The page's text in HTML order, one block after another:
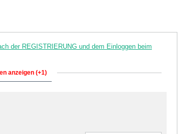
der REGISTRIERUNG und dem Einloggen beim
anzeigen (+1)